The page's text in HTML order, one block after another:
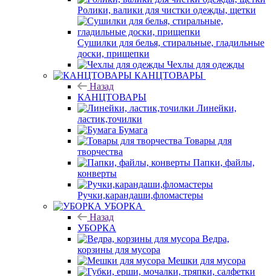
Ролики, валики для чистки одежды, щетки
Сушилки для белья, стиральные, гладильные
доски, прищепки
Чехлы для одежды
КАНЦТОВАРЫ
Назад
КАНЦТОВАРЫ
Линейки,
ластик,точилки
Бумага
Товары для
творчества
Папки, файлы,
конверты
Ручки,карандаши,фломастеры
УБОРКА
Назад
УБОРКА
Ведра,
корзины для мусора
Мешки для мусора